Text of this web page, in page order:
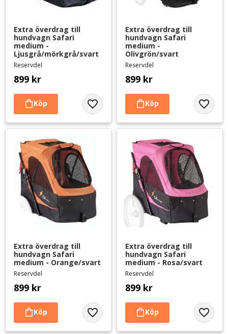
Extra överdrag till
hundvagn Safari
medium -
Ljusgrå/mörkgrå/svart
Reservdel
899 kr
Lägg till i favoriter
Extra överdrag till
hundvagn Safari
medium -
Olivgrön/svart
Reservdel
899 kr
Lägg
Extra överdrag till
hundvagn Safari
medium - Orange/svart
Reservdel
899 kr
Lägg till i favoriter
Extra överdrag till
hundvagn Safari
medium - Rosa/svart
Reservdel
899 kr
Lägg